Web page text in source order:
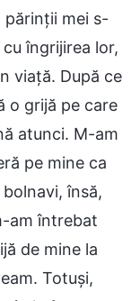
părinții mei s-
îngrijirea lor,
viață. După ce
o grijă pe care
atunci. M-am
pe mine ca
însă,
am întrebat
de mine la
Totuși,